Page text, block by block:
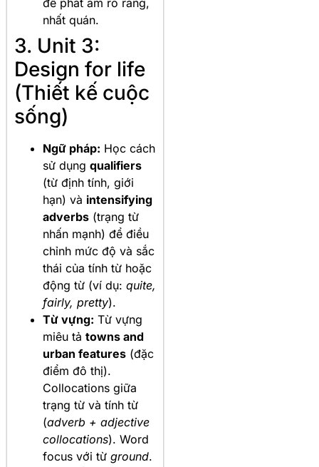
để phát âm rõ ràng,
nhất quán.
3. Unit 3:
Design for life
(Thiết kế cuộc
sống)
Ngữ pháp: Học cách
sử dụng qualifiers
(từ định tính, giới
hạn) và intensifying
adverbs (trạng từ
nhấn mạnh) để điều
chỉnh mức độ và sắc
thái của tính từ hoặc
động từ (ví dụ: quite,
fairly, pretty).
Từ vựng: Từ vựng
miêu tả towns and
urban features (đặc
điểm đô thị).
Collocations giữa
trạng từ và tính từ
(adverb + adjective
collocations). Word
focus với từ ground.